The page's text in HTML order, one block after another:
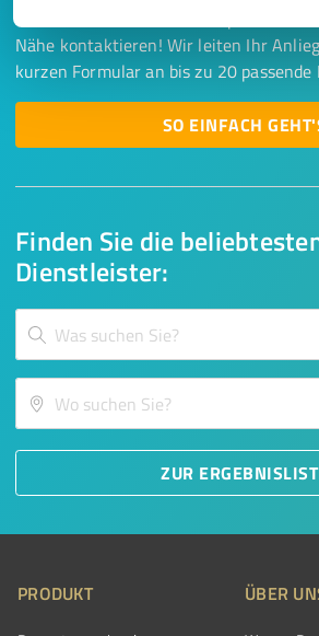
Finden Sie die
Dienstleister:
ZUR
Lassen Sie sich einfach von passenden
Nähe kontaktieren! Wir leiten Ihr
kurzen Formular an bis zu 20
SO EINFACH
PRODUKT ÜBER